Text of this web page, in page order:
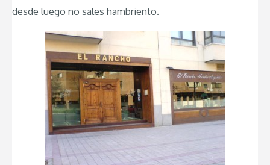
desde luego no sales hambriento.